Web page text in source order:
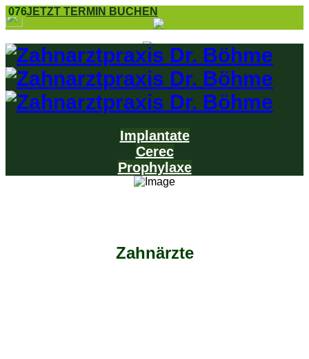
0761 8 55 25
JETZT TERMIN BUCHEN
Implantate
Cerec
Prophylaxe
Zahnärzte